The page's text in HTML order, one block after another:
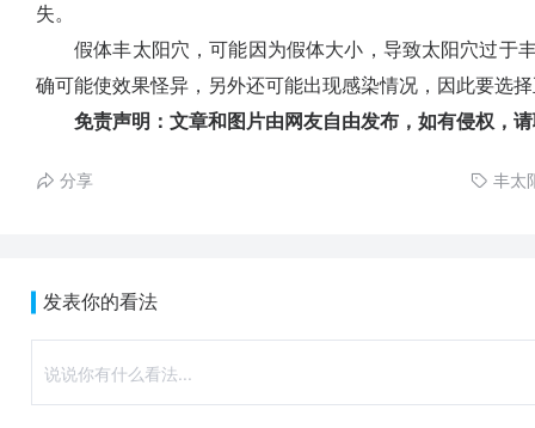
失。
假体丰太阳穴，可能因为假体大小，导致太阳穴过于
确可能使效果怪异，另外还可能出现感染情况，因此要选
免责声明：文章和图片由网友自由发布，如有侵权，
分享 丰太
发表你的看法